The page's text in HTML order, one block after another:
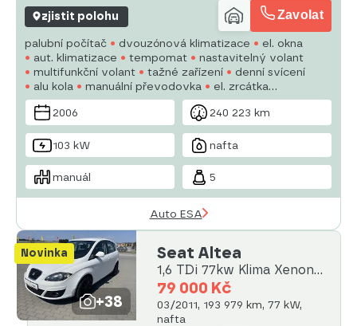
zjistit polohu Zavolat
palubní počítač dvouzónová klimatizace
el. okna
aut. klimatizace
tempomat
nastavitelný volant
multifunkční volant
tažné zařízení
denní svícení
alu kola
manuální převodovka
el. zrcátka
vyhřívaná zrcátka
posilovač řízení
centrál dálkový
2006
240 223 km
103 kW nafta
manuál 5
Auto ESA
Novinka
+38
Seat Altea
1,6 TDi 77kw Klima Xenon
GPS
79 000 Kč
03/2011, 193 979 km, 77 kW,
nafta